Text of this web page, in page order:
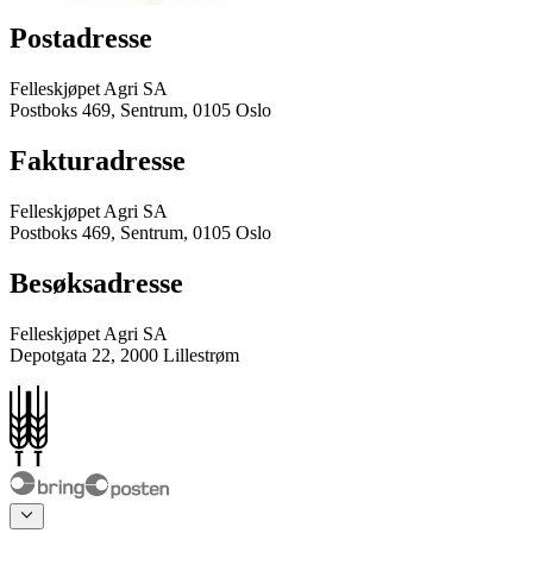
Postadresse
Felleskjøpet Agri SA
Postboks 469, Sentrum, 0105 Oslo
Fakturadresse
Felleskjøpet Agri SA
Postboks 469, Sentrum, 0105 Oslo
Besøksadresse
Felleskjøpet Agri SA
Depotgata 22, 2000 Lillestrøm